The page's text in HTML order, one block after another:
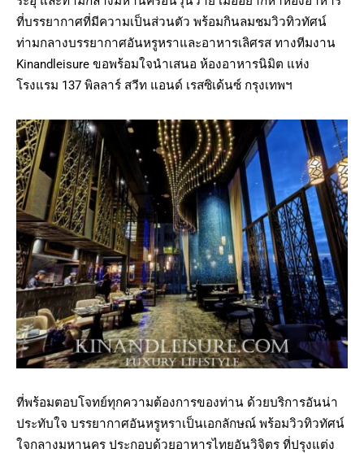
ที่บรรยากาศที่มีความเป็นส่วนตัว พร้อมกินลมชมวิวทิวทัศน์
ท่ามกลางบรรยากาศอันหรูหราและอาหารเลิศรส ทางทีมงาน
Kinandleisure ขอพร้อมใจนำเสนอ ห้องอาหารนิมิต แห่ง
โรงแรม 137 พิลลาร์ สวีท แอนด์ เรสซิเด้นซ์ กรุงเทพฯ
ที่พร้อมตอบโจทย์ทุกความต้องการของท่าน ด้วยบริการอันน่า
ประทับใจ บรรยากาศอันหรูหราเป็นเอกลักษณ์ พร้อมวิวทิวทัศน์
ใจกลางมหานคร ประกอบด้วยอาหารไทยอันวิจิตร ที่ปรุงแต่ง